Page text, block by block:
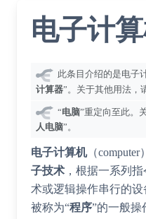
电子计
此条目介绍的是电子
计算器”。关于其他用法，
“电脑”重定向至此。
人电脑”。
电子计算机（computer
子技术 ，根据一系列
术或逻辑操作串行的
被称为“程序”的一般操